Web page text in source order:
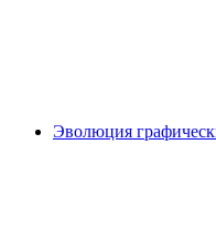
Эволюция